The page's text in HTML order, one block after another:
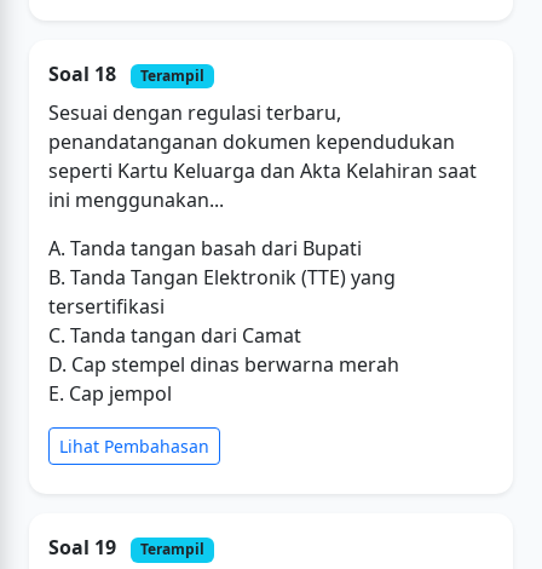
Soal 18 Terampil
Sesuai dengan regulasi terbaru,
penandatanganan dokumen kependudukan
seperti Kartu Keluarga dan Akta Kelahiran saat
ini menggunakan...
A. Tanda tangan basah dari Bupati
B. Tanda Tangan Elektronik (TTE) yang
tersertifikasi
C. Tanda tangan dari Camat
D. Cap stempel dinas berwarna merah
E. Cap jempol
Lihat Pembahasan
Soal 19 Terampil